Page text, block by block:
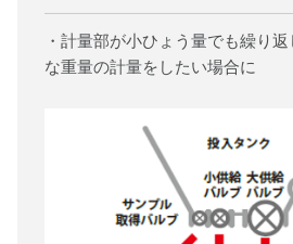
・計量部が小ひょう量でも繰り
な重量の計量をしたい場合に